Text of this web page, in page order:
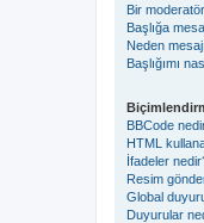
Bir
Başlığa
Neden
Başlığımı
BBCode
HTML
İfadeler
Resim
Global
Duyurular